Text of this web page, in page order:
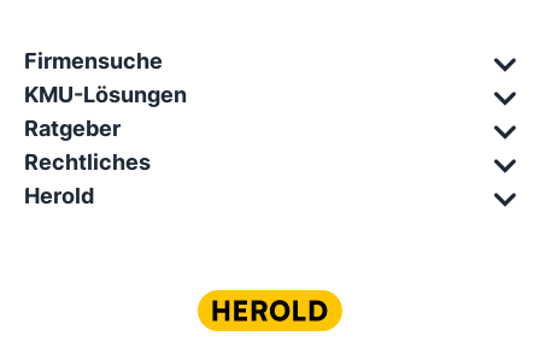
Firmensuche
KMU-Lösungen
Ratgeber
Rechtliches
Herold